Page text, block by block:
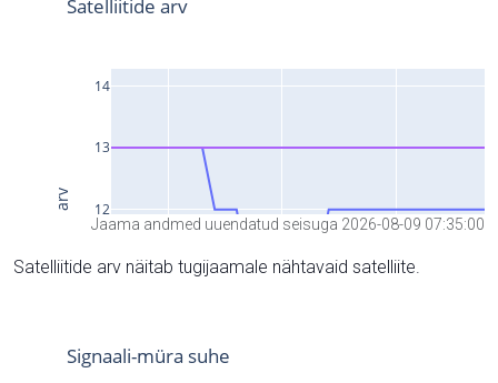
Jaama andmed uuendatud seisuga 2026-08-09 07:35:00
Satelliitide arv näitab tugijaamale nähtavaid satelliite.